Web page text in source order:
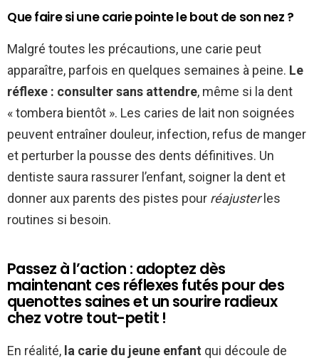
Que faire si une carie pointe le bout de son nez ?
Malgré toutes les précautions, une carie peut
apparaître, parfois en quelques semaines à peine. Le
réflexe : consulter sans attendre, même si la dent
« tombera bientôt ». Les caries de lait non soignées
peuvent entraîner douleur, infection, refus de manger
et perturber la pousse des dents définitives. Un
dentiste saura rassurer l’enfant, soigner la dent et
donner aux parents des pistes pour réajusterles
routines si besoin.
Passez à l’action : adoptez dès
maintenant ces réflexes futés pour des
quenottes saines et un sourire radieux
chez votre tout-petit !
En réalité, la carie du jeune enfant qui découle de